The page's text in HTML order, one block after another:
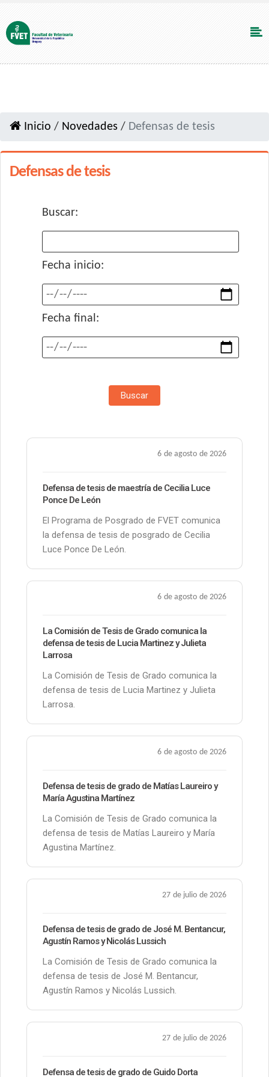
Inicio / Novedades / Defensas de tesis
Defensas de tesis
Buscar:
Fecha inicio:
Fecha final:
Buscar
6 de agosto de 2026
Defensa de tesis de maestría de Cecilia Luce
Ponce De León
El Programa de Posgrado de FVET comunica
la defensa de tesis de posgrado de Cecilia
Luce Ponce De León.
6 de agosto de 2026
La Comisión de Tesis de Grado comunica la
defensa de tesis de Lucia Martinez y Julieta
Larrosa
La Comisión de Tesis de Grado comunica la
defensa de tesis de Lucia Martinez y Julieta
Larrosa.
6 de agosto de 2026
Defensa de tesis de grado de Matías Laureiro y
María Agustina Martínez
La Comisión de Tesis de Grado comunica la
defensa de tesis de Matías Laureiro y María
Agustina Martínez.
27 de julio de 2026
Defensa de tesis de grado de José M. Bentancur,
Agustín Ramos y Nicolás Lussich
La Comisión de Tesis de Grado comunica la
defensa de tesis de José M. Bentancur,
Agustín Ramos y Nicolás Lussich.
27 de julio de 2026
Defensa de tesis de grado de Guido Dorta